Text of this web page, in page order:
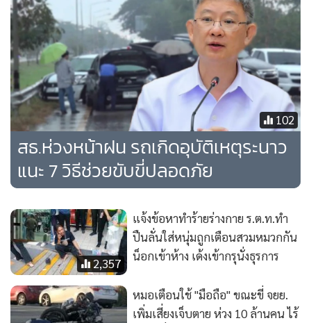
102
สธ.ห่วงหน้าฝน รถเกิดอุบัติเหตุระนาว
แนะ 7 วิธีช่วยขับขี่ปลอดภัย
2,357
แจ้งข้อหาทำร้ายร่างกาย ร.ต.ท.ทำ
ปืนลั่นใส่หนุ่มถูกเตือนสวมหมวกกัน
น็อกเข้าห้าง เด้งเข้ากรุนั่งธุรการ
หมอเตือนใช้ "มือถือ" ขณะขี่ จยย.
เพิ่มเสี่ยงเจ็บตาย ห่วง 10 ล้านคน ไร้